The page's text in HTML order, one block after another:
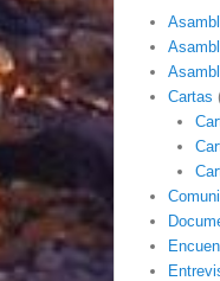
Cartas